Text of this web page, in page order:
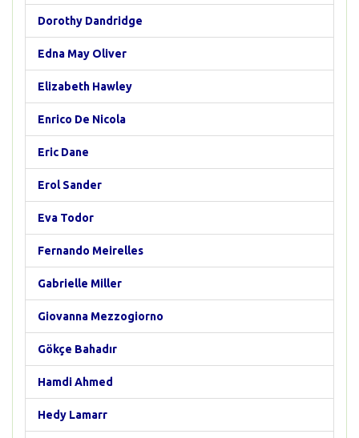
Dorothy Dandridge
Edna May Oliver
Elizabeth Hawley
Enrico De Nicola
Eric Dane
Erol Sander
Eva Todor
Fernando Meirelles
Gabrielle Miller
Giovanna Mezzogiorno
Gökçe Bahadır
Hamdi Ahmed
Hedy Lamarr